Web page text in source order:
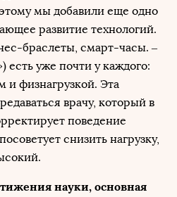
мы добавили еще одно
развитие технологий.
браслеты, смарт-часы. –
есть уже почти у каждого:
и физнагрузкой. Эта
врачу, который в
поведение
снизить нагрузку,
науки, основная